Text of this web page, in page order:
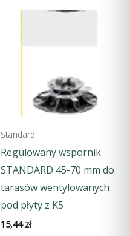
Standard
Regulowany wspornik
STANDARD 45-70 mm do
tarasów wentylowanych
pod płyty z K5
15,44zł